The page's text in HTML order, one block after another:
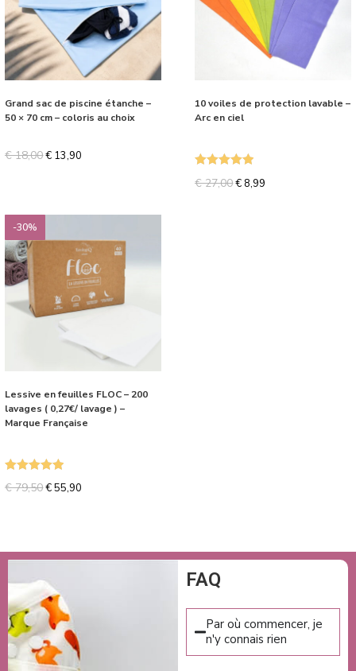
Grand sac de piscine étanche –
50 × 70 cm – coloris au choix
€18,00€ 13,90
10 voiles de protection lavable –
Arc en ciel
€27,00€ 8,99
-30%
Lessive en feuilles FLOC – 200
lavages ( 0,27€/ lavage ) –
Marque Française
€79,50€55,90
FAQ
Par où commencer, je
n'y connais rien